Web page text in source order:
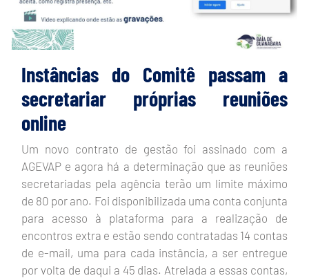
Instâncias do Comitê passam a
secretariar próprias reuniões
online
Um novo contrato de gestão foi assinado com a
AGEVAP e agora há a determinação que as reuniões
secretariadas pela agência terão um limite máximo
de 80 por ano. Foi disponibilizada uma conta conjunta
para acesso à plataforma para a realização de
encontros extra e estão sendo contratadas 14 contas
de e-mail, uma para cada instância, a ser entregue
por volta de daqui a 45 dias. Atrelada a essas contas,